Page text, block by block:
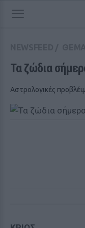
Τα ζώδια
Αστρολογικές